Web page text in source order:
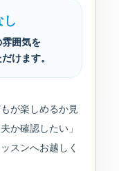
し
囲気を
けます。
が楽しめるか見
か確認したい」
スンへお越しく